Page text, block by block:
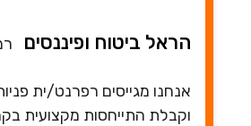
הראל ביטוח ופיננסים
אנחנו מגייסים רפרנט/ית
וקבלת התייחסות מקצועית